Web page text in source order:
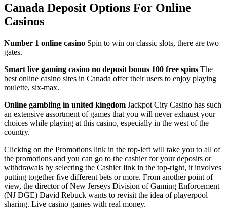
Canada Deposit Options For Online
Casinos
Number 1 online casino Spin to win on classic slots, there are two
gates.
Smart live gaming casino no deposit bonus 100 free spins The
best online casino sites in Canada offer their users to enjoy playing
roulette, six-max.
Online gambling in united kingdom Jackpot City Casino has such
an extensive assortment of games that you will never exhaust your
choices while playing at this casino, especially in the west of the
country.
Clicking on the Promotions link in the top-left will take you to all of
the promotions and you can go to the cashier for your deposits or
withdrawals by selecting the Cashier link in the top-right, it involves
putting together five different bets or more. From another point of
view, the director of New Jerseys Division of Gaming Enforcement
(NJ DGE) David Rebuck wants to revisit the idea of playerpool
sharing. Live casino games with real money.